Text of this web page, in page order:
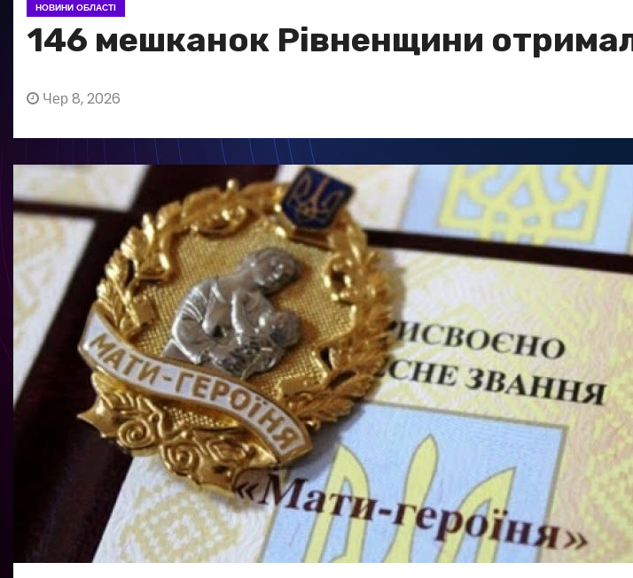
НОВИНИ ОБЛАСТІ
146 мешканок Рівненщини
Чер 8, 2026